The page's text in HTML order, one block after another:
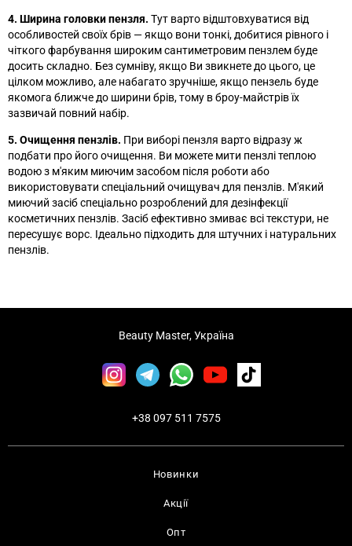
4. Ширина головки пензля. Тут варто відштовхуватися від
особливостей своїх брів —якщо вони тонкі, добитися рівного і
чіткого фарбування широким сантиметровим пензлем буде
досить складно. Без сумніву, якщо Ви звикнете до цього, це
цілком можливо, але набагато зручніше, якщо пензель буде
якомога ближче до ширини брів, тому в броу-майстрів їх
зазвичай повний набір.
5. Очищення пензлів. При виборі пензля варто відразу ж
подбати про його очищення. Ви можете мити пензлі теплою
водою з м'яким миючим засобом після роботи або
використовувати спеціальний очищувач для пензлів. М'який
миючий засіб спеціально розроблений для дезінфекції
косметичних пензлів. Засіб ефективно змиває всі текстури, не
пересушує ворс. Ідеально підходить для штучних і натуральних
пензлів.
Новинки
Акції
Опт
Beauty Master, Україна
+38 097 511 7575